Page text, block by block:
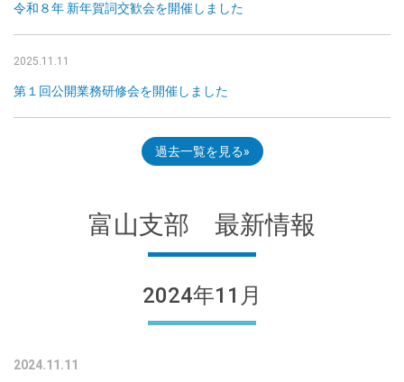
令和８年 新年賀詞交歓会を開催しました
2025.11.11
第１回公開業務研修会を開催しました
過去一覧を見る
富山支部 最新情報
2024年11月
2024.11.11